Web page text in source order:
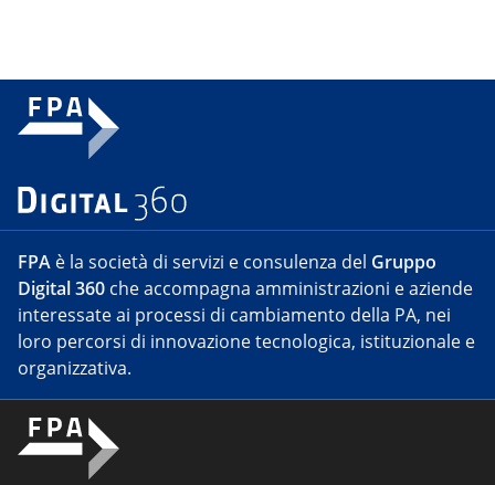
FPA è la società di servizi e consulenza del Gruppo
Digital 360 che accompagna amministrazioni e aziende
interessate ai processi di cambiamento della PA, nei
loro percorsi di innovazione tecnologica, istituzionale e
organizzativa.